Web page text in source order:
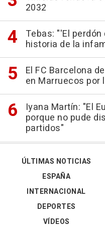
2032
Tebas: "'El
historia de la
El FC Barcelona
en Marruecos
Iyana Martín: "El
porque no pude
partidos"
ÚLTIMAS NOTICIAS
ESPAÑA
INTERNACIONAL
DEPORTES
VÍDEOS